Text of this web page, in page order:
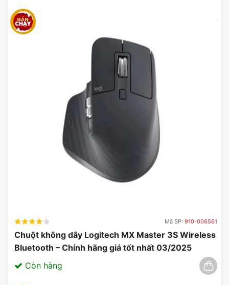
Mã SP: 910-006561
Chuột không dây Logitech MX Master 3S Wireless
Bluetooth – Chính hãng giá tốt nhất 03/2025
Còn hàng